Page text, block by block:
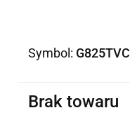
Symbol: G825TVC
Brak towaru